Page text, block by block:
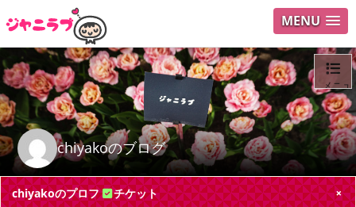
MENU
chiyakoのブログ
メニュ
ログイ
chiyakoのプロフ チケット